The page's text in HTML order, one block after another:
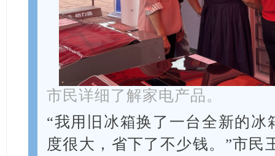
市民详细了解家电产品。
“我用旧冰箱换了一台全新的冰
度很大，省下了不少钱。”市民